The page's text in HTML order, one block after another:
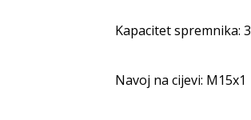
Kapacitet spremnika: 3
Navoj na cijevi: M15x1